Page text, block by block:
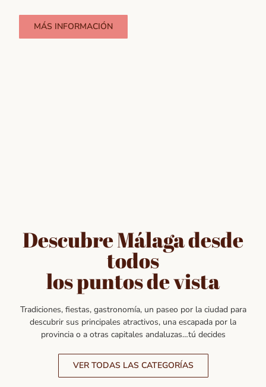
MÁS INFORMACIÓN
Descubre Málaga desde
todos
los puntos de vista
Tradiciones, fiestas, gastronomía, un paseo por la ciudad para
descubrir sus principales atractivos, una escapada por la
provincia o a otras capitales andaluzas…tú decides
VER TODAS LAS CATEGORÍAS